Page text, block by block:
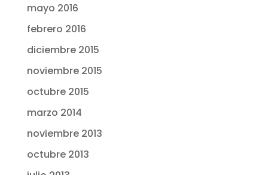
mayo 2016
febrero 2016
diciembre 2015
noviembre 2015
octubre 2015
marzo 2014
noviembre 2013
octubre 2013